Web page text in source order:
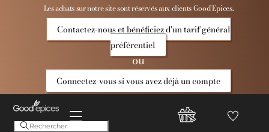
Les achats sur notre site sont réservés aux clients Good’Epices.
Contactez-nous et bénéficiez d'un tarif général
préférentiel
ou
Connectez-vous si vous avez déjà un compte
Menu
Compte
Favoris